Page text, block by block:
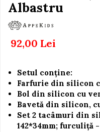
Ateliere si unelte
Blocuri de constructie
Creative
De plus
Electrocasnice si
Fotolii gonflabile
Albastru
92,00 Lei
Setul conține:
Farfurie din silicon
Bol din silicon cu
Bavetă din silicon,
Set 2 tacâmuri din
142*34mm; furculiță -